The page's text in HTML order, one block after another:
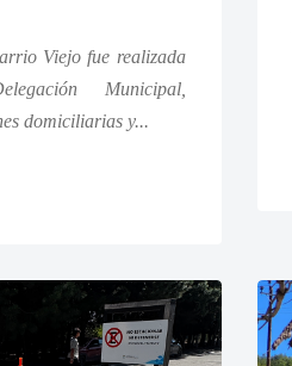
Viejo fue realizada
Municipal,
domiciliarias y...